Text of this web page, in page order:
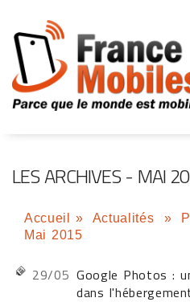
LES ARCHIVES - MAI
Accueil » Actualités »
Mai 2015
29/05 Google Photos :
dans